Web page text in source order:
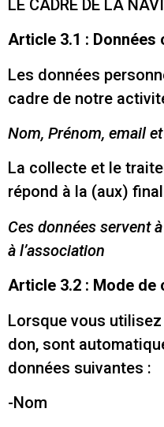
LE CADRE DE LA
Article 3.1 : Données
Les données
cadre de notre
Nom, Prénom, email
La collecte et le
répond à la (aux)
Ces données servent
à l’association
Article 3.2 : Mode de
Lorsque vous
don, sont
données suivantes :
-Nom